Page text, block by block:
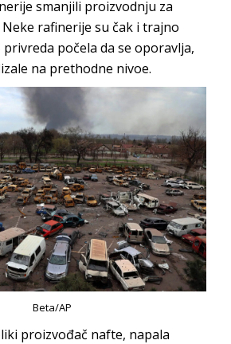
smanjili proizvodnju za
rafinerije su čak i trajno
privreda počela da se oporavlja,
na prethodne nivoe.
Beta/AP
proizvođač nafte, napala